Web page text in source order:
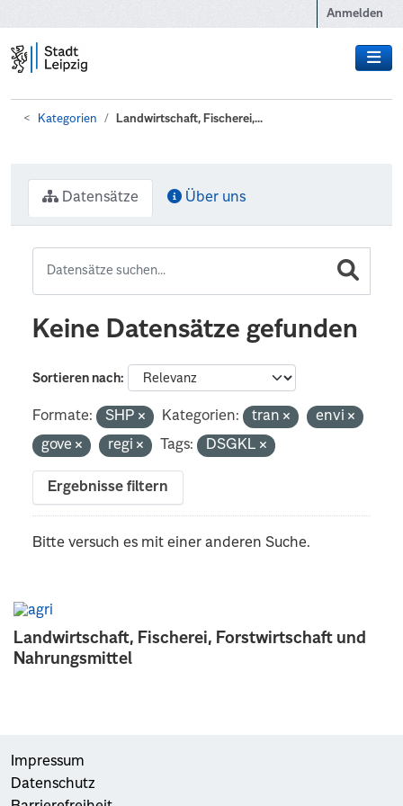
Anmelden
Kategorien Landwirtschaft, Fischerei,...
Landwirtschaft, Fischerei, Forstwirtschaft und
Nahrungsmittel
Datensätze Über uns
Keine Datensätze gefunden
Sortieren nach
Formate: SHP Kategorien: tran
envi
gove
regi Tags: DSGKL
Ergebnisse filtern
Bitte versuch es mit einer anderen Suche.
Impressum
Datenschutz